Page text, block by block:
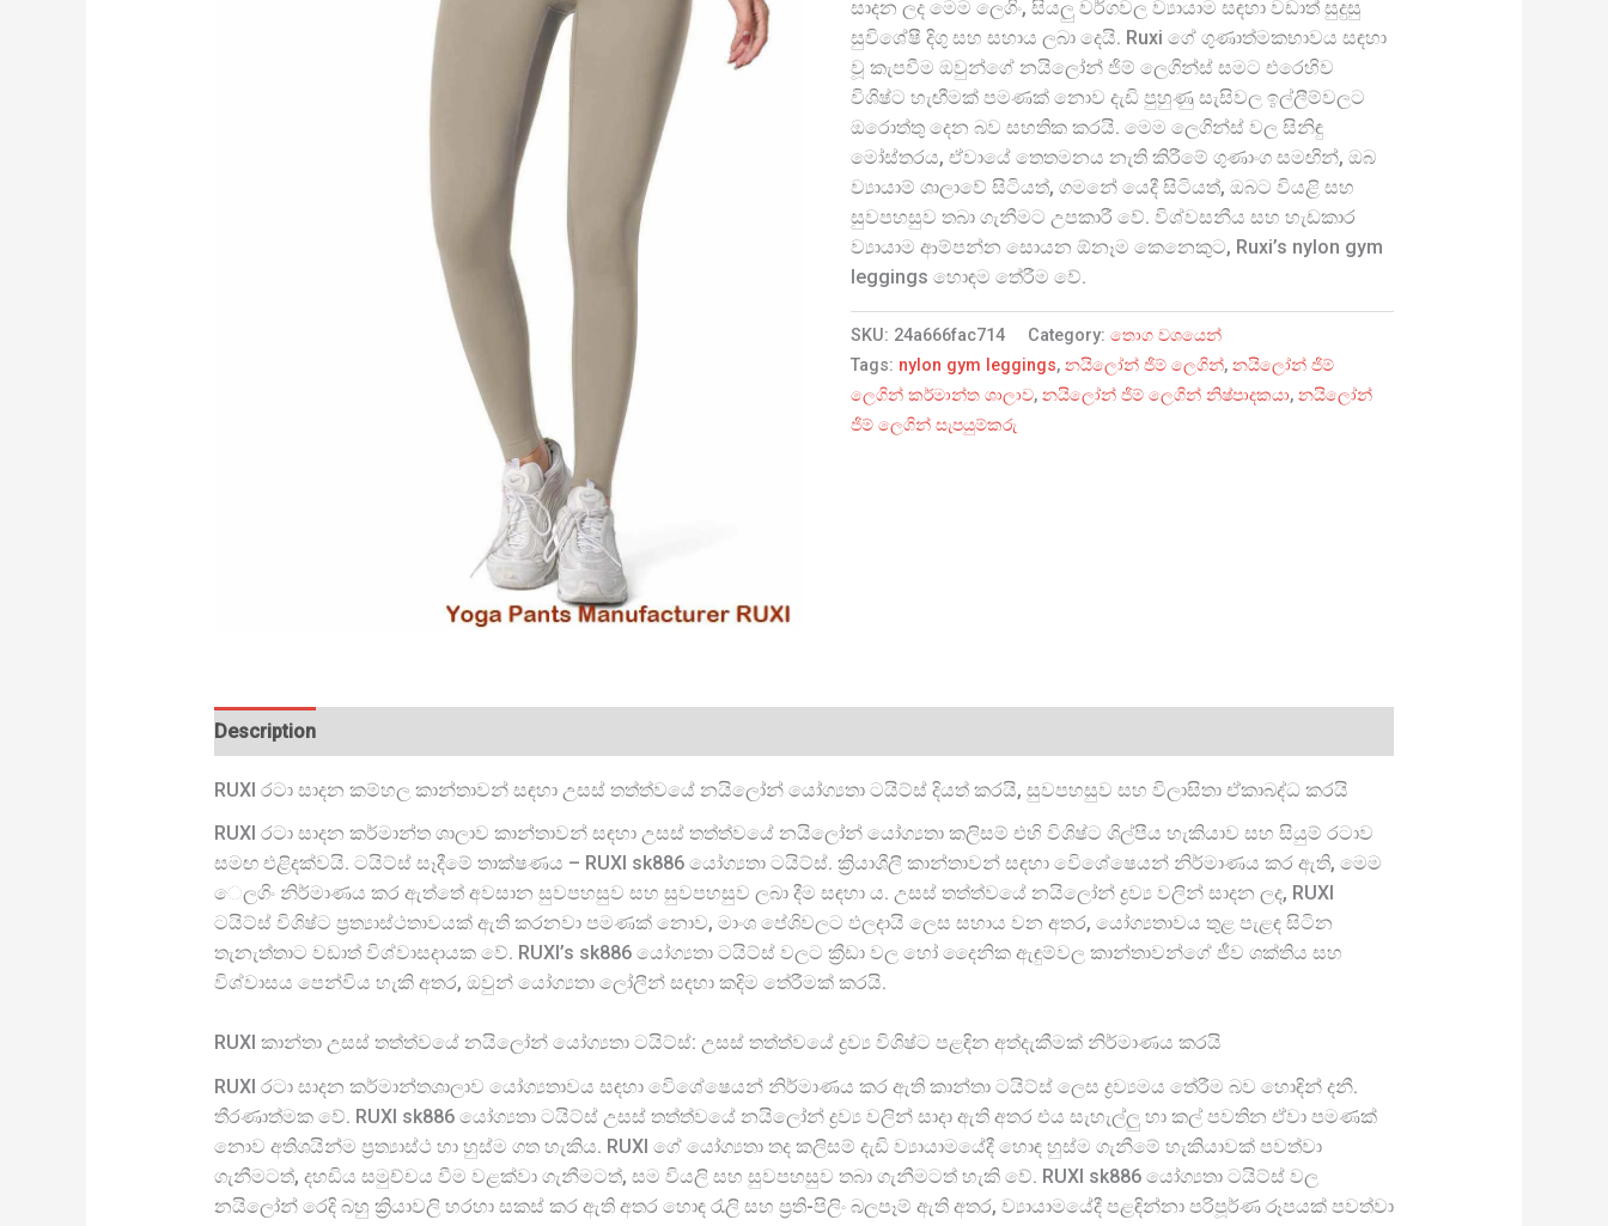
සාදන ලද මෙම ලෙගිං, සියලු වර්ගවල ව්‍යායාම සඳහා වඩාත් සුදුසු
සුවිශේෂී දිගු සහ සහාය ලබා දෙයි. Ruxi ගේ ගුණාත්මකභාවය සඳහා
වූ කැපවීම ඔවුන්ගේ නයිලෝන් ජිම් ලෙගින්ස් සමට එරෙහිව
විශිෂ්ට හැඟීමක් පමණක් නොව දැඩි පුහුණු සැසිවල ඉල්ලීම්වලට
ඔරොත්තු දෙන බව සහතික කරයි. මෙම ලෙගින්ස් වල සිනිඳු
මෝස්තරය, ඒවායේ තෙතමනය නැති කිරීමේ ගුණාංග සමඟින්, ඔබ
ව්‍යායාම් ශාලාවේ සිටියත්, ගමනේ යෙදී සිටියත්, ඔබට වියළි සහ
සුවපහසුව තබා ගැනීමට උපකාරී වේ. විශ්වසනීය සහ හැඩකාර
ව්‍යායාම ආම්පන්න සොයන ඕනෑම කෙනෙකුට, Ruxi’s nylon gym
leggings හොඳම තේරීම වේ.
SKU: 24a666fac714 Category:තොග වශයෙන්
Tags: nylon gym leggings,නයිලෝන් ජිම් ලෙගින්,නයිලෝන් ජිම්
ලෙගින් කර්මාන්ත ශාලාව,නයිලෝන් ජිම් ලෙගින් නිෂ්පාදකයා,නයිලෝන්
ජිම් ලෙගින් සැපයුම්කරු
Description
RUXI රටා සාදන කම්හල කාන්තාවන් සඳහා උසස් තත්ත්වයේ නයිලෝන් යෝග්‍යතා ටයිට්ස් දියත් කරයි, සුවපහසුව සහ විලාසිතා ඒකාබද්ධ කරයි
RUXI රටා සාදන කර්මාන්ත ශාලාව කාන්තාවන් සඳහා උසස් තත්ත්වයේ නයිලෝන් යෝග්‍යතා කලිසම් එහි විශිෂ්ට ශිල්පීය හැකියාව සහ සියුම් රටාව
සමඟ එළිදක්වයි. ටයිට්ස් සෑදීමේ තාක්ෂණය – RUXI sk886 යෝග්‍යතා ටයිට්ස්. ක්‍රියාශීලී කාන්තාවන් සඳහා විෙශේෂෙයන් නිර්මාණය කර ඇති, මෙම
ෙලගිං නිර්මාණය කර ඇත්තේ අවසාන සුවපහසුව සහ සුවපහසුව ලබා දීම සඳහා ය. උසස් තත්ත්වයේ නයිලෝන් ද්‍රව්‍ය වලින් සාදන ලද, RUXI
ටයිට්ස් විශිෂ්ට ප්‍රත්‍යාස්ථතාවයක් ඇති කරනවා පමණක් නොව, මාංශ පේශිවලට ඵලදායි ලෙස සහාය වන අතර, යෝග්‍යතාවය තුළ පැළඳ සිටින
තැනැත්තාට වඩාත් විශ්වාසදායක වේ. RUXI’s sk886 යෝග්‍යතා ටයිට්ස් වලට ක්‍රීඩා වල හෝ දෛනික ඇඳුම්වල කාන්තාවන්ගේ ජීව ශක්තිය සහ
විශ්වාසය පෙන්විය හැකි අතර, ඔවුන් යෝග්‍යතා ලෝලීන් සඳහා කදිම තේරීමක් කරයි.
RUXI කාන්තා උසස් තත්ත්වයේ නයිලෝන් යෝග්‍යතා ටයිට්ස්: උසස් තත්ත්වයේ ද්‍රව්‍ය විශිෂ්ට පළඳින අත්දැකීමක් නිර්මාණය කරයි
RUXI රටා සාදන කර්මාන්තශාලාව යෝග්‍යතාවය සඳහා විෙශේෂෙයන් නිර්මාණය කර ඇති කාන්තා ටයිට්ස් ලෙස ද්‍රව්‍යමය තේරීම බව හොඳින් දනී.
තීරණාත්මක වේ. RUXI sk886 යෝග්‍යතා ටයිට්ස් උසස් තත්ත්වයේ නයිලෝන් ද්‍රව්‍ය වලින් සාදා ඇති අතර එය සැහැල්ලු හා කල් පවතින ඒවා පමණක්
නොව අතිශයින්ම ප්‍රත්‍යාස්ථ හා හුස්ම ගත හැකිය. RUXI ගේ යෝග්‍යතා තද කලිසම් දැඩි ව්‍යායාමයේදී හොඳ හුස්ම ගැනීමේ හැකියාවක් පවත්වා
ගැනීමටත්, දහඩිය සමුච්චය වීම වළක්වා ගැනීමටත්, සම වියලි සහ සුවපහසුව තබා ගැනීමටත් හැකි වේ. RUXI sk886 යෝග්‍යතා ටයිට්ස් වල
නයිලෝන් රෙදි බහු ක්‍රියාවලි හරහා සකස් කර ඇති අතර හොඳ රැලි සහ ප්‍රති-පිලිං බලපෑම් ඇති අතර, ව්‍යායාමයේදී පළඳින්නා පරිපූර්ණ රූපයක් පවත්වා